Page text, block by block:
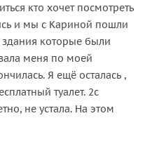
кто хочет посмотреть
и мы с Кариной пошли
которые были
меня по моей
Я ещё осталась ,
туалет. 2с
не устала. На этом